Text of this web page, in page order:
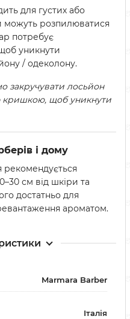
для густих або
можуть розпилюватися
потребує
уникнути
/ одеколону.
закручувати лосьйон
кришкою, щоб уникнути
і дому
рекомендується
см від шкіри та
достатньо для
ароматом.
Marmara Barber
Італія